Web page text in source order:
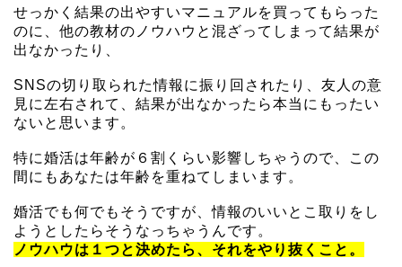
せっかく結果の出やすいマニュアルを買ってもらった
のに、他の教材のノウハウと混ざってしまって結果が
出なかったり、
SNSの切り取られた情報に振り回されたり、友人の意
見に左右されて、結果が出なかったら本当にもったい
ないと思います。
特に婚活は年齢が６割くらい影響しちゃうので、この
間にもあなたは年齢を重ねてしまいます。
婚活でも何でもそうですが、情報のいいとこ取りをし
ようとしたらそうなっちゃうんです。
ノウハウは１つと決めたら、それをやり抜くこと。